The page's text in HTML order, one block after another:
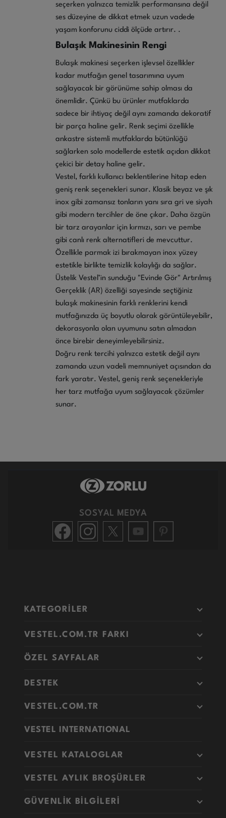
seçerken yalnızca temizlik performansına değil
ses düzeyine de dikkat etmek uzun vadede
yaşam konforunu ciddi ölçüde artırır. .
Bulaşık Makinesinin Rengi
Bulaşık makinesi seçerken işlevsel özellikler
kadar mutfağın genel tasarımına uyum
sağlayacak bir görünüme sahip olması da
önemlidir. Çünkü bu ürünler mutfaklarda
sadece bir ihtiyaç değil aynı zamanda dekoratif
bir parça haline gelir. Renk seçimi özellikle
ankastre sistemli mutfaklarda bütünlüğü
sağlarken solo modellerde estetik açıdan dikkat
çekici bir detay haline gelir.
Vestel, farklı kullanıcı beklentilerine hitap eden
geniş renk seçenekleri sunar. Klasik beyaz ve şık
inox gibi zamansız tonların yanı sıra gri ve siyah
gibi modern tercihler de öne çıkar. Daha özgün
bir tarz arayanlar için kırmızı, sarı ve pembe
gibi canlı renk alternatifleri de mevcuttur.
Özellikle parmak izi bırakmayan inox yüzey
estetikle birlikte temizlik kolaylığı da sağlar.
Üstelik Vestel’in sunduğu "Evinde Gör" Artırılmış
Gerçeklik (AR) özelliği sayesinde seçtiğiniz
bulaşık makinesinin farklı renklerini kendi
mutfağınızda üç boyutlu olarak görüntüleyebilir,
dekorasyonla olan uyumunu satın almadan
önce birebir deneyimleyebilirsiniz.
Doğru renk tercihi yalnızca estetik değil aynı
zamanda uzun vadeli memnuniyet açısından da
fark yaratır. Vestel, geniş renk seçenekleriyle
her tarz mutfağa uyum sağlayacak çözümler
sunar.
SOSYAL MEDYA
KATEGORİLER
VESTEL.COM.TR FARKI
ÖZEL SAYFALAR
DESTEK
VESTEL.COM.TR
VESTEL INTERNATIONAL
VESTEL KATALOGLAR
VESTEL AYLIK BROŞÜRLER
GÜVENLİK BİLGİLERİ